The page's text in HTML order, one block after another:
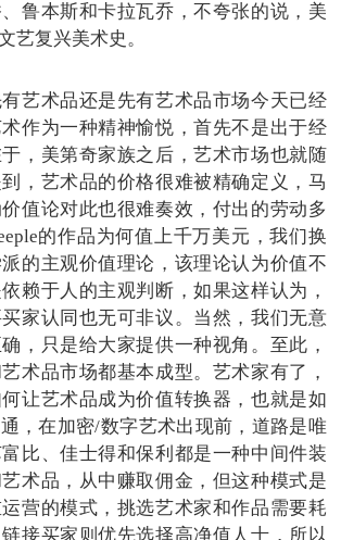
鲁本斯和卡拉瓦乔，不夸张的说，美
艺复兴美术史。
艺术品还是先有艺术品市场今天已经
作为一种精神愉悦，首先不是出于经
，美第奇家族之后，艺术市场也就随
，艺术品的价格很难被精确定义，马
值论对此也很难奏效，付出的劳动多
的作品为何值上千万美元，我们换
的主观价值理论，该理论认为价值不
赖于人的主观判断，如果这样认为，
家认同也无可非议。当然，我们无意
，只是给大家提供一种视角。至此，
术品市场都基本成型。艺术家有了，
让艺术品成为价值转换器，也就是如
，在加密/数字艺术出现前，道路是唯
比、佳士得和保利都是一种中间件装
术品，从中赚取佣金，但这种模式是
营的模式，挑选艺术家和作品需要耗
接买家则优先选择高净值人士，所以